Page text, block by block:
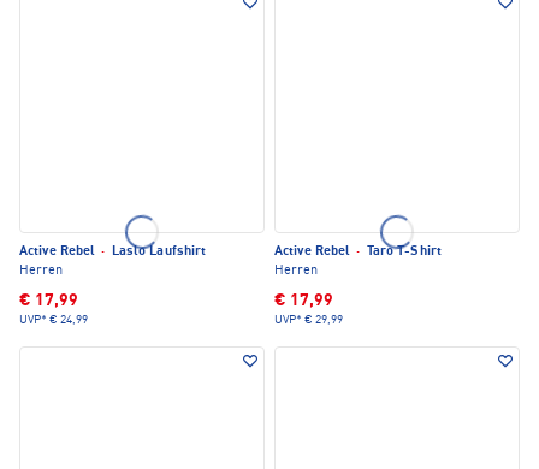
Active Rebel ·
Laslo Laufshirt
Herren
€ 17,99
UVP* € 24,99
Active Rebel ·
Taro T-Shirt
Herren
€ 17,99
UVP* € 29,99